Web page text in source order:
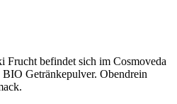
Frucht befindet sich im Cosmoveda
Getränkepulver. Obendrein